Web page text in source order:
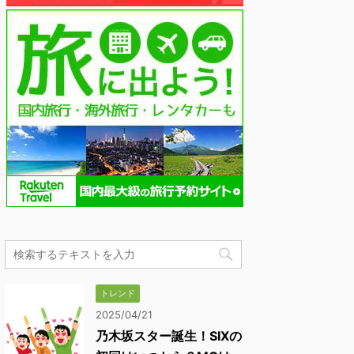
トレンド
2025/04/21
乃木坂スター誕生！SIXの